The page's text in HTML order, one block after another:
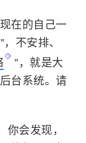
在的自己一
， 不安排、
” ， 就是大
台系统。请
你会发现，